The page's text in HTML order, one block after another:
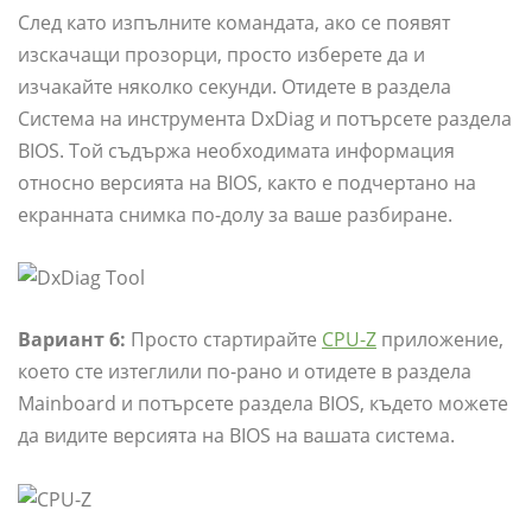
След като изпълните командата, ако се появят
изскачащи прозорци, просто изберете да и
изчакайте няколко секунди. Отидете в раздела
Система на инструмента DxDiag и потърсете раздела
BIOS. Той съдържа необходимата информация
относно версията на BIOS, както е подчертано на
екранната снимка по-долу за ваше разбиране.
Вариант 6: Просто стартирайте CPU-Z приложение,
което сте изтеглили по-рано и отидете в раздела
Mainboard и потърсете раздела BIOS, където можете
да видите версията на BIOS на вашата система.